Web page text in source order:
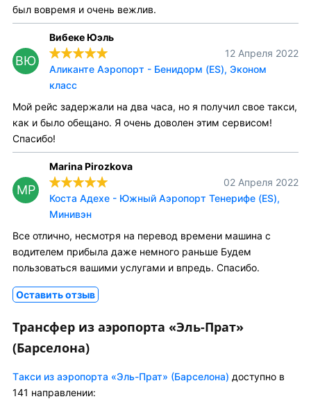
был вовремя и очень вежлив.
ВЮ
Вибеке Юэль
12 Апреля 2022
Аликанте Аэропорт - Бенидорм (ES), Эконом
класс
Мой рейс задержали на два часа, но я получил свое такси,
как и было обещано. Я очень доволен этим сервисом!
Спасибо!
MP
Marina Pirozkova
02 Апреля 2022
Коста Адехе - Южный Аэропорт Тенерифе (ES),
Минивэн
Все отлично, несмотря на перевод времени машина с
водителем прибыла даже немного раньше Будем
пользоваться вашими услугами и впредь. Спасибо.
Оставить отзыв
Трансфер из аэропорта «Эль-Прат»
(Барселона)
Tакси из аэропорта «Эль-Прат» (Барселона) доступно в
141 направлении: